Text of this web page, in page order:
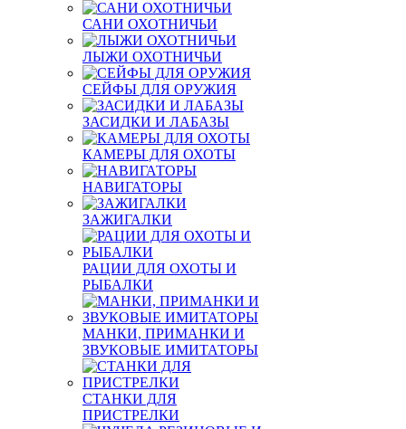
САНИ ОХОТНИЧЬИ
ЛЫЖИ ОХОТНИЧЬИ
СЕЙФЫ ДЛЯ ОРУЖИЯ
ЗАСИДКИ И ЛАБАЗЫ
КАМЕРЫ ДЛЯ ОХОТЫ
НАВИГАТОРЫ
ЗАЖИГАЛКИ
РАЦИИ ДЛЯ ОХОТЫ И
РЫБАЛКИ
МАНКИ, ПРИМАНКИ И
ЗВУКОВЫЕ ИМИТАТОРЫ
СТАНКИ ДЛЯ
ПРИСТРЕЛКИ